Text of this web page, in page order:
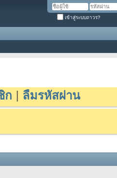
เข้าสู่ระบบถาวร?
ก ลืมรหัสผ่าน